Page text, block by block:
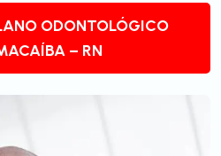
ODONTOLÓGICO
– RN